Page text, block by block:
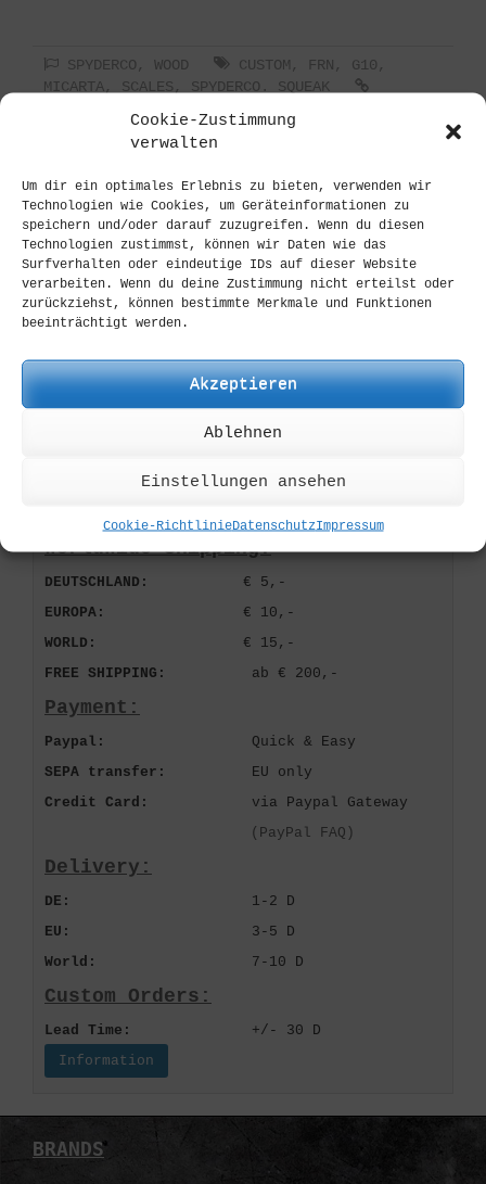
Cookie-Zustimmung
verwalten
Um dir ein optimales Erlebnis zu bieten, verwenden wir
Technologien wie Cookies, um Geräteinformationen zu
speichern und/oder darauf zuzugreifen. Wenn du diesen
Technologien zustimmst, können wir Daten wie das
Surfverhalten oder eindeutige IDs auf dieser Website
verarbeiten. Wenn du deine Zustimmung nicht erteilst oder
zurückziehst, können bestimmte Merkmale und Funktionen
beeinträchtigt werden.
Akzeptieren
Ablehnen
Einstellungen ansehen
Cookie-RichtlinieDatenschutzImpressum
SPYDERCO , WOOD CUSTOM , FRN , G10 ,
MICARTA, SCALES, SPYDERCO. SQUEAK
Custom Orders:
Kontakt:
CONTACTFORM
EMAIL:
mail@cuscadi.de
PHONE:
+49 6104 76 90546
Mo-Fr: 9:00-18:00
Onlineshop:
PRODUCTS:
On Stock
CONTACTFORM
Worldwide Shipping:
DEUTSCHLAND:
€ 5,-
EUROPA:
€ 10,-
WORLD:
€ 15,-
FREE SHIPPING:
ab € 200,-
Payment:
Paypal:
Quick & Easy
SEPA transfer:
EU only
Credit Card:
via Paypal Gateway
(PayPal FAQ)
Delivery:
DE:
1-2 D
EU:
3-5 D
World:
7-10 D
Custom Orders:
Lead Time:
+/- 30 D
Information
BRANDS